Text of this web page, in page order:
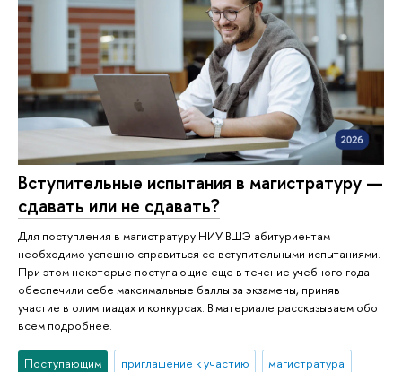
Вступительные испытания в магистратуру —
сдавать или не сдавать?
Для поступления в магистратуру НИУ ВШЭ абитуриентам
необходимо успешно справиться со вступительными испытаниями.
При этом некоторые поступающие еще в течение учебного года
обеспечили себе максимальные баллы за экзамены, приняв
участие в олимпиадах и конкурсах. В материале рассказываем обо
всем подробнее.
Поступающим приглашение к участию магистратура